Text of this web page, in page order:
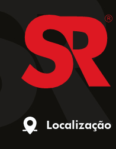
Localização